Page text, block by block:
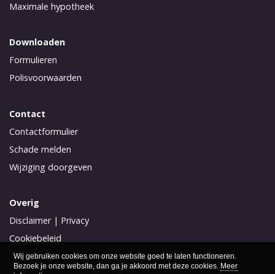
Wij gebruiken cookies om onze website goed te laten functioneren.
Bezoek je onze website, dan ga je akkoord met deze cookies. Meer
Maximale hypotheek
Downloaden
Formulieren
Polisvoorwaarden
Contact
Contactformulier
Schade melden
Wijziging doorgeven
Overig
Disclaimer| Privacy
Cookiebeleid
Klachtenprocedure